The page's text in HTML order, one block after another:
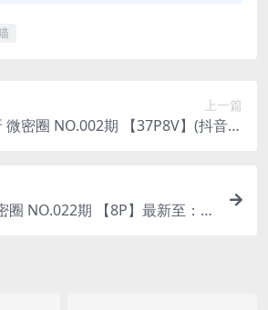
上一篇
微密圈 NO.002期 【37P8V】(抖音婵
至：2